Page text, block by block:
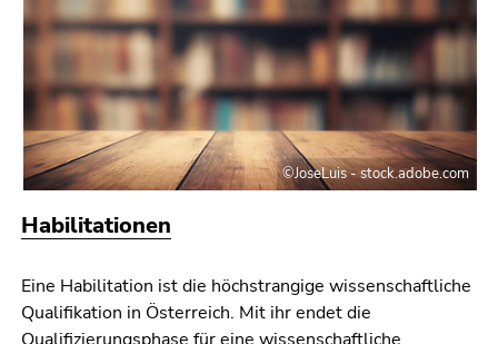
©JoseLuis - stock.adobe.com
Habilitationen
Eine Habilitation ist die höchstrangige wissenschaftliche
Qualifikation in Österreich. Mit ihr endet die